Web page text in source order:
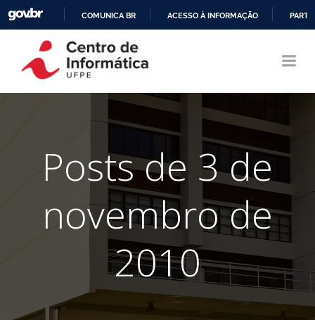
CONTEÚDO
COMUNICA BR ACESSO À INFORMAÇÃO
Posts de 3 de
novembro de
2010